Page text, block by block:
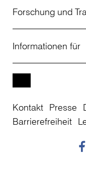
Bewerbung
Studienberatung
Weiterbildung
Studienkolleg
Über uns
Aktuelles
Einrichtungen
Stellenangebote
Forschung und
Projekte
Informationen für
Studierende
Kontakt Presse
Barrierefreiheit